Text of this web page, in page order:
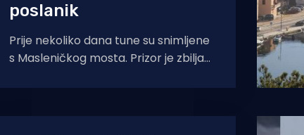
poslanik
Prije nekoliko dana tune su snimljene
s Masleničkog mosta. Prizor je zbilja
otkrivaju kako nije rijetka